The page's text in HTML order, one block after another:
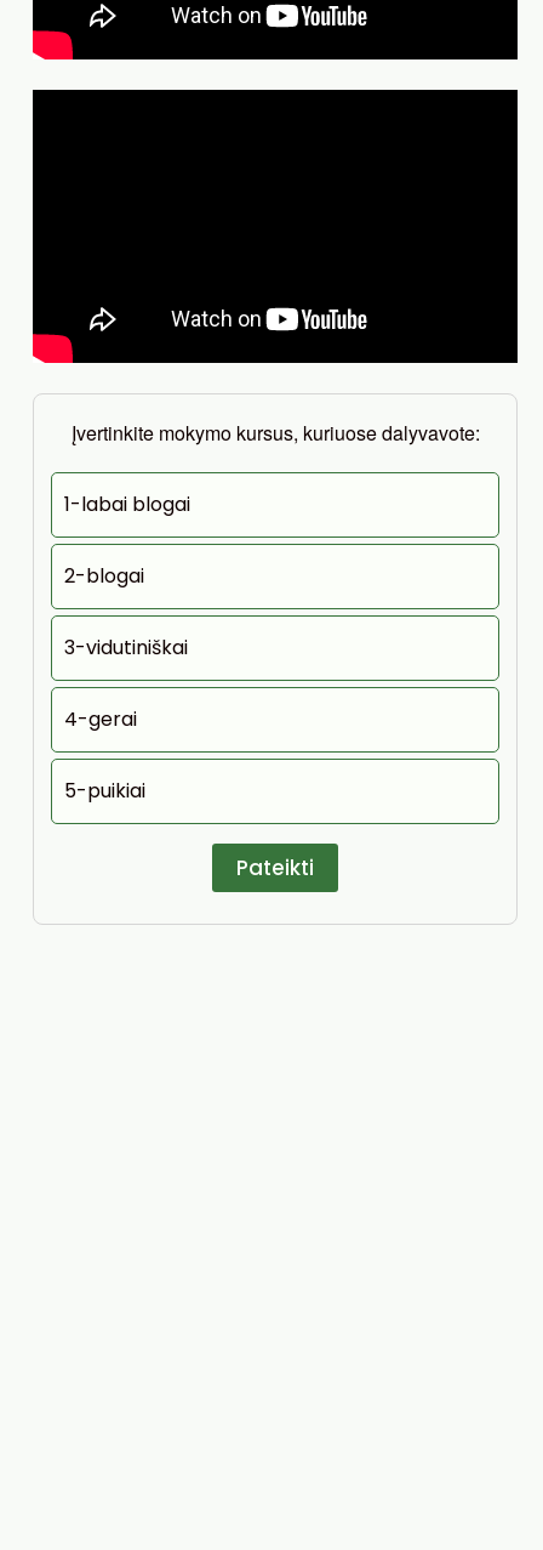
Įvertinkite mokymo kursus, kuriuose dalyvavote:
1-labai blogai
2-blogai
3-vidutiniškai
4-gerai
5-puikiai